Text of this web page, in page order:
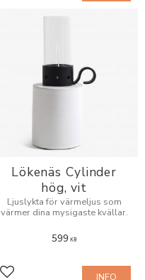
Lökenäs Cylinder
hög, vit
Ljuslykta för värmeljus som
värmer dina mysigaste kvällar.
599KR
INFO